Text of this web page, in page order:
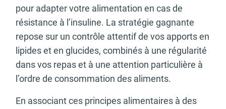
pour adapter votre alimentation en cas de
résistance à l’insuline. La stratégie gagnante
repose sur un contrôle attentif de vos apports en
lipides et en glucides, combinés à une régularité
dans vos repas et à une attention particulière à
l’ordre de consommation des aliments.
En associant ces principes alimentaires à des